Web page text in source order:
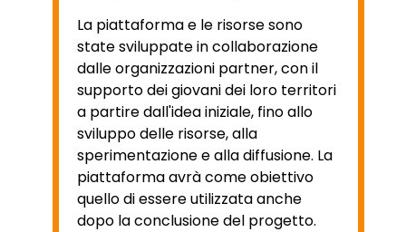
La piattaforma e le risorse sono
state sviluppate in collaborazione
dalle organizzazioni partner, con il
supporto dei giovani dei loro territori
a partire dall'idea iniziale, fino allo
sviluppo delle risorse, alla
sperimentazione e alla diffusione. La
piattaforma avrà come obiettivo
quello di essere utilizzata anche
dopo la conclusione del progetto.